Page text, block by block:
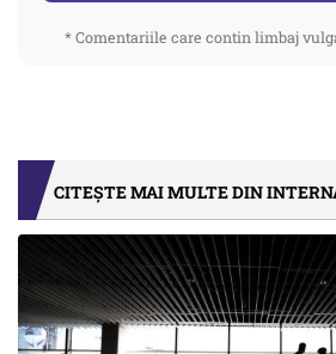
* Comentariile care contin limbaj
CITEȘTE MAI MULTE DIN